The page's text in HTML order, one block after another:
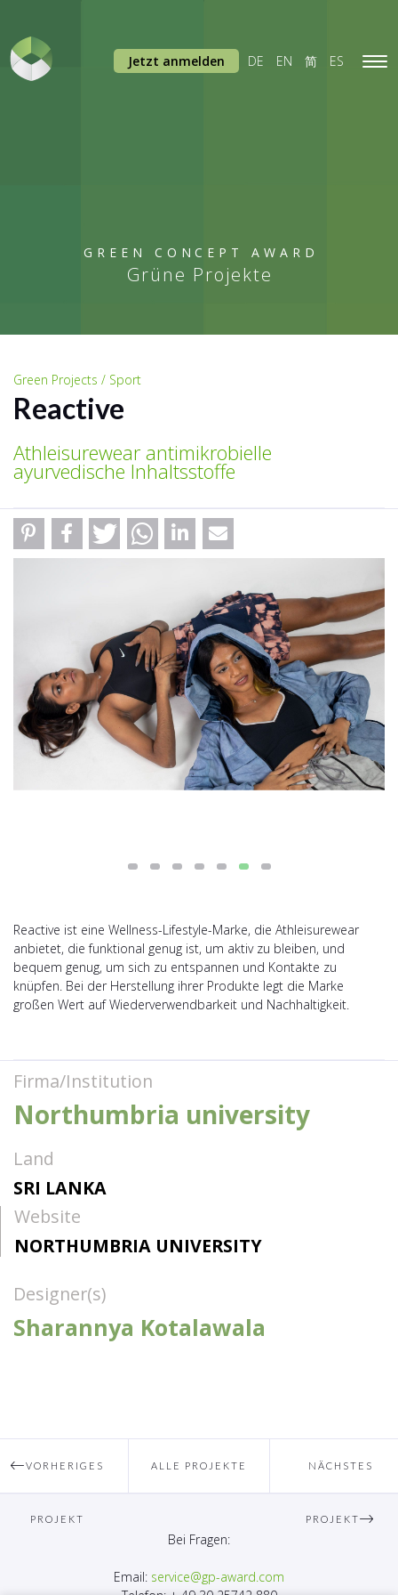
GREEN CONCEPT AWARD
Grüne Projekte
Jetzt anmelden DE EN 简 ES
Green Projects / Sport
Reactive
Athleisurewear antimikrobielle
ayurvedische Inhaltsstoffe
Reactive ist eine Wellness-Lifestyle-Marke, die Athleisurewear
anbietet, die funktional genug ist, um aktiv zu bleiben, und
bequem genug, um sich zu entspannen und Kontakte zu
knüpfen. Bei der Herstellung ihrer Produkte legt die Marke
großen Wert auf Wiederverwendbarkeit und Nachhaltigkeit.
Firma/Institution
Northumbria university
Land
SRI LANKA
Website
NORTHUMBRIA UNIVERSITY
Designer(s)
Sharannya Kotalawala
VORHERIGES
PROJEKT
ALLE PROJEKTE NÄCHSTES
PROJEKT
Bei Fragen:
Email: service@gp-award.com